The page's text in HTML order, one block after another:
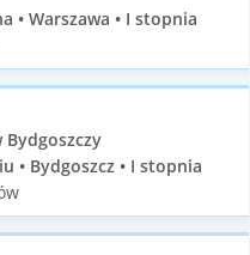
• Warszawa • I stopnia
Bydgoszczy
• Bydgoszcz • I stopnia